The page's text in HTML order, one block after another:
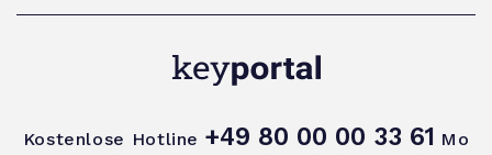
Kostenlose Hotline +49 80 00 00 33 61 Mo